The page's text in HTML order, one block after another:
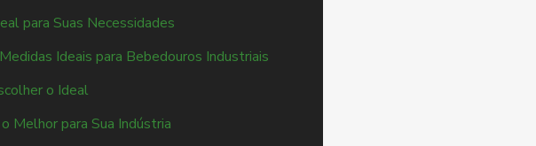
para Suas Necessidades
Ideais para Bebedouros Industriais
o Ideal
Melhor para Sua Indústria